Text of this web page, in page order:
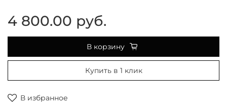
В избранное
4 800.00 руб.
В корзину
Купить в 1 клик